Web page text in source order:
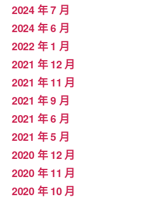
2024 年 7 月
2024 年 6 月
2022 年 1 月
2021 年 12 月
2021 年 11 月
2021 年 9 月
2021 年 6 月
2021 年 5 月
2020 年 12 月
2020 年 11 月
2020 年 10 月